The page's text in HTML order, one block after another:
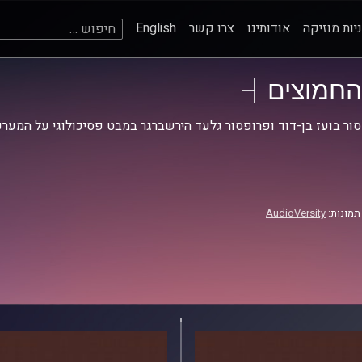
מוזיקה אודותינו צרו קשר English חיפוש:
החמוצים
בועז בן-דוד ופרופסור גלעד הירשברגר במבט פסיכולוגי על
AudioVersity